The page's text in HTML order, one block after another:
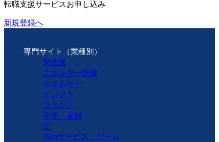
転職支援サービスお申し込み
新規登録へ
専門サイト（業種別）
製造業
エネルギー関連
エネルギー
インフラ
プラント
化学・素材
IT
Webサービス・ゲーム